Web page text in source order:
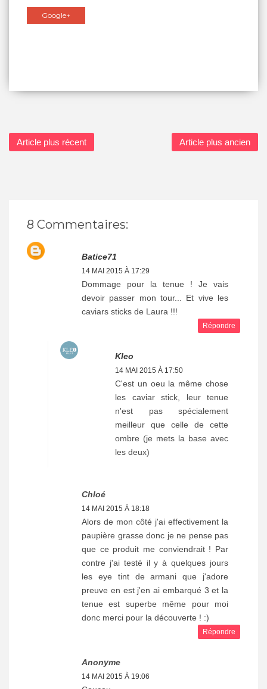
Google+
Article plus récent Article plus ancien
8 Commentaires:
Batice71
14 MAI 2015 À 17:29
Dommage pour la tenue ! Je vais
devoir passer mon tour... Et vive les
caviars sticks de Laura !!!
Répondre
Kleo
14 MAI 2015 À 17:50
C'est un oeu la même chose
les caviar stick, leur tenue
n'est pas spécialement
meilleur que celle de cette
ombre (je mets la base avec
les deux)
Chloé
14 MAI 2015 À 18:18
Alors de mon côté j'ai effectivement la
paupière grasse donc je ne pense pas
que ce produit me conviendrait ! Par
contre j'ai testé il y à quelques jours
les eye tint de armani que j'adore
preuve en est j'en ai embarqué 3 et la
tenue est superbe même pour moi
donc merci pour la découverte ! :)
Répondre
Anonyme
14 MAI 2015 À 19:06